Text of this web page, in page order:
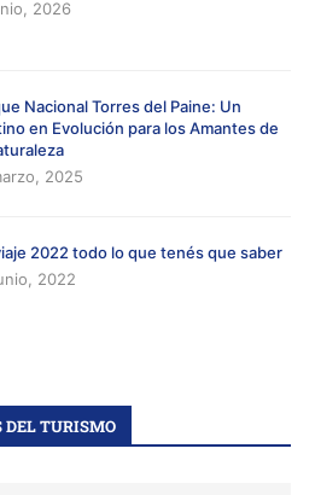
2026
Nacional Torres del Paine: Un
en Evolución para los Amantes de
2025
2022 todo lo que tenés que saber
2022
DEL TURISMO